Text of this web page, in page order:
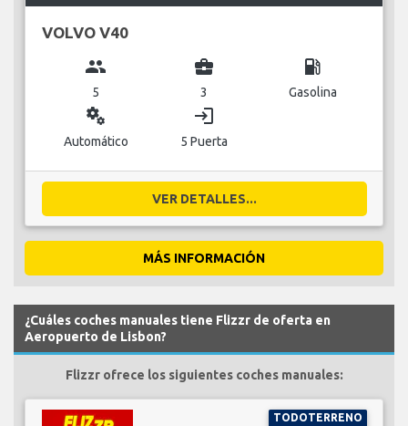
VOLVO V40
group
5
business_center
3
local_gas_station
Gasolina
miscellaneous_services
Automático
login
5 Puerta
VER DETALLES...
MÁS INFORMACIÓN
¿Cuáles coches manuales tiene Flizzr de oferta en
Aeropuerto de Lisbon?
Flizzr ofrece los siguientes coches manuales:
TODOTERRENO